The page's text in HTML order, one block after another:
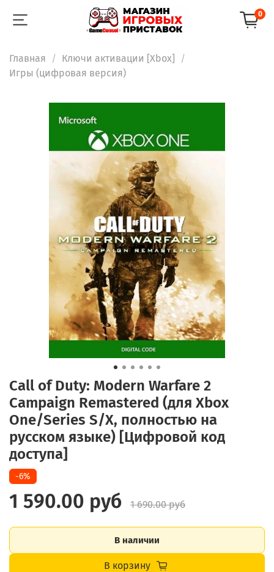
0
Главная
Ключи активации [Xbox]
Игры (цифровая версия)
Call of Duty: Modern Warfare 2
Campaign Remastered (для Xbox
One/Series S/X, полностью на
русском языке) [Цифровой код
доступа]
-6%
1 590.00 руб 1 690.00 руб
В наличии
В корзину